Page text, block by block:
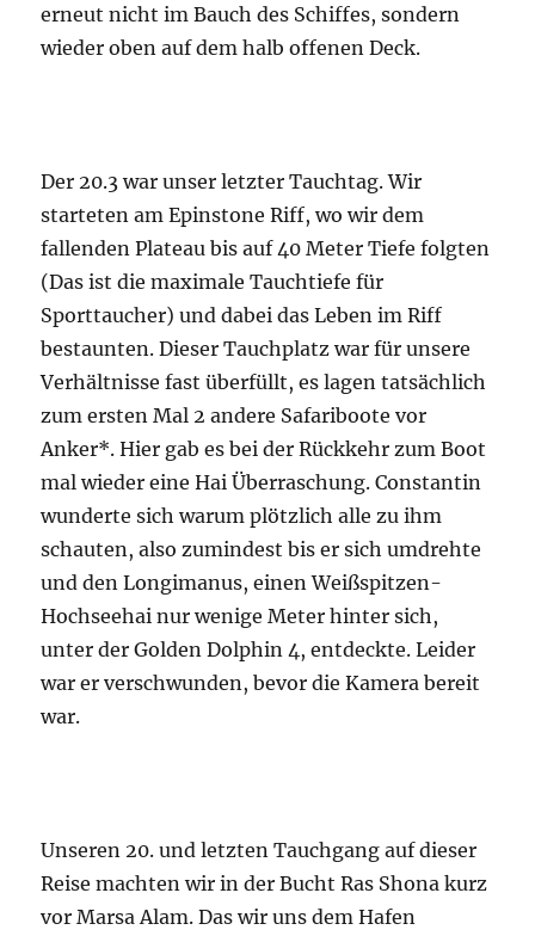
erneut nicht im Bauch des Schiffes, sondern
wieder oben auf dem halb offenen Deck.
Der 20.3 war unser letzter Tauchtag. Wir
starteten am Epinstone Riff, wo wir dem
fallenden Plateau bis auf 40 Meter Tiefe folgten
(Das ist die maximale Tauchtiefe für
Sporttaucher) und dabei das Leben im Riff
bestaunten. Dieser Tauchplatz war für unsere
Verhältnisse fast überfüllt, es lagen tatsächlich
zum ersten Mal 2 andere Safariboote vor
Anker*. Hier gab es bei der Rückkehr zum Boot
mal wieder eine Hai Überraschung. Constantin
wunderte sich warum plötzlich alle zu ihm
schauten, also zumindest bis er sich umdrehte
und den Longimanus, einen Weißspitzen-
Hochseehai nur wenige Meter hinter sich,
unter der Golden Dolphin 4, entdeckte. Leider
war er verschwunden, bevor die Kamera bereit
war.
Unseren 20. und letzten Tauchgang auf dieser
Reise machten wir in der Bucht Ras Shona kurz
vor Marsa Alam. Das wir uns dem Hafen